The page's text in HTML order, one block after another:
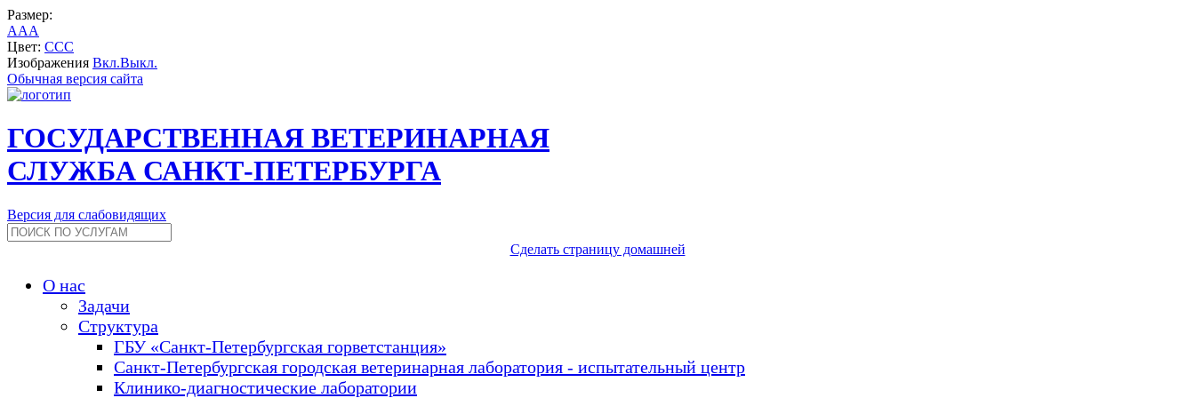
Размер:
AAA
Цвет: CCC
Изображения Вкл.Выкл.
Обычная версия сайта
ГОСУДАРСТВЕННАЯ ВЕТЕРИНАРНАЯ
СЛУЖБА САНКТ-ПЕТЕРБУРГА
Версия для слабовидящих
Сделать страницу домашней
О нас
Задачи
Структура
ГБУ «Санкт-Петербургская горветстанция»
Санкт-Петербургская городская ветеринарная лаборатория - испытательный центр
Клинико-диагностические лаборатории